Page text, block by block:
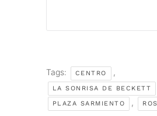
Tags: CENTRO ,
LA SONRISA DE BECKETT
PLAZA SARMIENTO ,